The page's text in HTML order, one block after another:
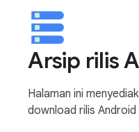
Arsip rilis
Halaman ini
download rilis Android